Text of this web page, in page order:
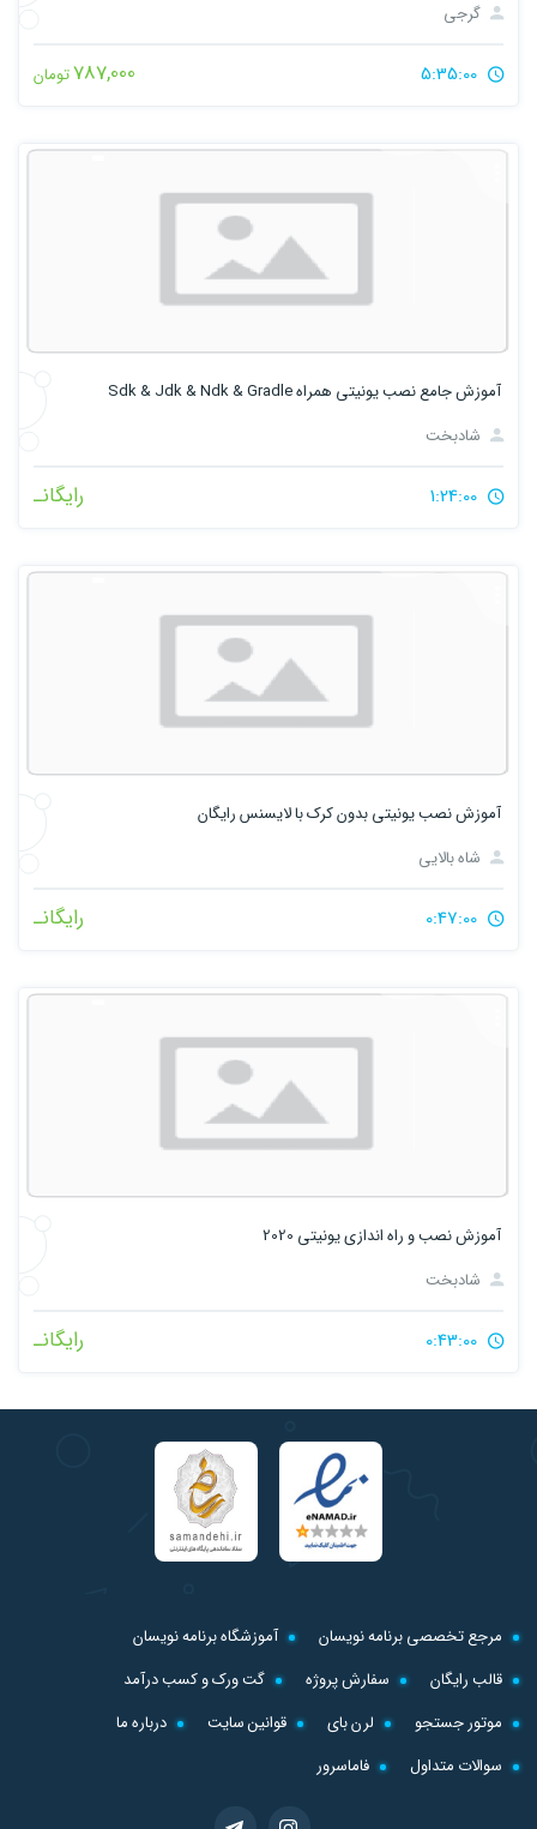
گرجی
787,000تومان
آموزش جامع نصب یونیتی همراه Sdk & Jdk & Ndk & Gradle
شادبخت
رایگانـ
آموزش نصب یونیتی بدون کرک با لایسنس رایگان
شاه بالایی
رایگانـ
آموزش نصب و راه اندازی یونیتی 2020
شادبخت
رایگانـ
مرجع تخصصی برنامه نویسان
آموزشگاه برنامه نویسان
قالب رایگان
سفارش پروژه
گت ورک و کسب درآمد
موتور جستجو
لرن بای قوانین سایت
درباره ما
سوالات متداول
فاماسرور